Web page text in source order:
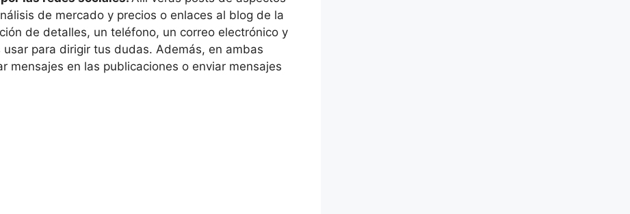
de mercado y precios o enlaces al blog de la
de detalles, un teléfono, un correo electrónico y
para dirigir tus dudas. Además, en ambas
mensajes en las publicaciones o enviar mensajes